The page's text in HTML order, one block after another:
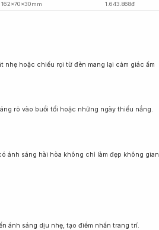
162x70x30mm 1.643.868đ
hoặc chiếu rọi từ đèn mang lại cảm giác ấm
rõ vào buổi tối hoặc những ngày thiếu nắng.
ánh sáng hài hòa không chỉ làm đẹp không gian
ánh sáng dịu nhẹ, tạo điểm nhấn trang trí.